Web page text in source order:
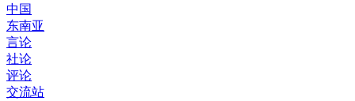
中国
东南亚
言论
社论
评论
交流站